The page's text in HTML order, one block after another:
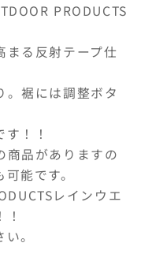
PRODUCTS
まる反射テープ仕
。裾には調整ボタ
！！
商品がありますの
能です。
レインウエ
。